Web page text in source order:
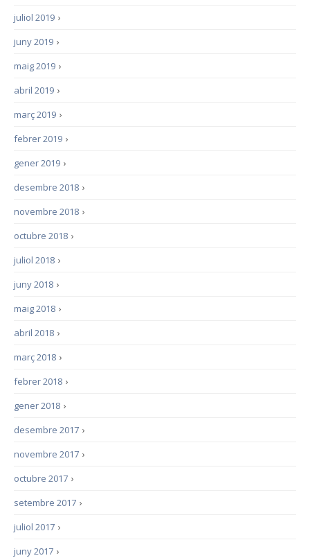
›
juliol 2019
›
juny 2019
›
maig 2019
›
abril 2019
›
març 2019
›
febrer 2019
›
gener 2019
›
desembre 2018
›
novembre 2018
›
octubre 2018
›
juliol 2018
›
juny 2018
›
maig 2018
›
abril 2018
›
març 2018
›
febrer 2018
›
gener 2018
›
desembre 2017
›
novembre 2017
›
octubre 2017
›
setembre 2017
›
juliol 2017
›
juny 2017